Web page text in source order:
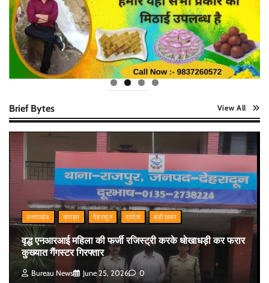
Brief Bytes View All
उत्तराखंड क्राइम देहरादून प्रदेश बड़ी खबर
वृद्ध एनआरआई महिला की फर्जी रजिस्ट्री करके धोखाधड़ी कर फरार
कुख्यात गैंगस्टर गिरफ्तार
Bureau News June 25, 2026 0